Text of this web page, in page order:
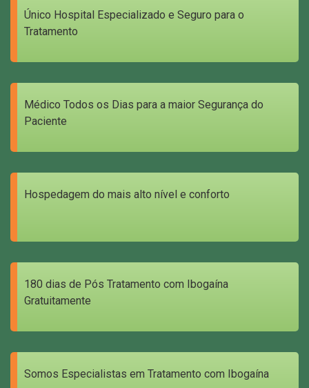
Único Hospital Especializado e Seguro para o
Tratamento
Médico Todos os Dias para a maior Segurança do
Paciente
Hospedagem do mais alto nível e conforto
180 dias de Pós Tratamento com Ibogaína
Gratuitamente
Somos Especialistas em Tratamento com Ibogaína